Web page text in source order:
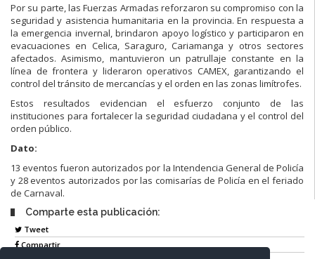
Por su parte, las Fuerzas Armadas reforzaron su compromiso con la
seguridad y asistencia humanitaria en la provincia. En respuesta a
la emergencia invernal, brindaron apoyo logístico y participaron en
evacuaciones en Celica, Saraguro, Cariamanga y otros sectores
afectados. Asimismo, mantuvieron un patrullaje constante en la
línea de frontera y lideraron operativos CAMEX, garantizando el
control del tránsito de mercancías y el orden en las zonas limítrofes.
Estos resultados evidencian el esfuerzo conjunto de las
instituciones para fortalecer la seguridad ciudadana y el control del
orden público.
Dato:
13 eventos fueron autorizados por la Intendencia General de Policía
y 28 eventos autorizados por las comisarías de Policía en el feriado
de Carnaval.
Comparte esta publicación:
Tweet
Compartir